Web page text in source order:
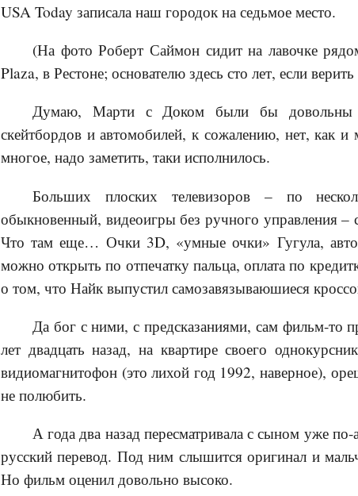
USA Today записала наш городок на седьмое место.
(На фото Роберт Саймон сидит на лавочке
Plaza, в Рестоне; основателю здесь сто лет, если
Думаю, Марти с Доком были бы довольны
скейтбордов и автомобилей, к сожалению, нет, как
многое, надо заметить, таки исполнилось.
Больших плоских телевизоров – по
обыкновенный, видеоигры без ручного управления –
Что там еще… Очки 3D, «умные очки» Гугула,
можно открыть по отпечатку пальца, оплата по
о том, что Найк выпустил самозавязываюшиеся
Да бог с ними, с предсказаниями, сам фильм-то
лет двадцать назад, на квартире своего
видиомагнитофон (это лихой год 1992, наверное),
не полюбить.
А года два назад пересматривала с сыном уже
русский перевод. Под ним слышится оригинал и
Но фильм оценил довольно высоко.